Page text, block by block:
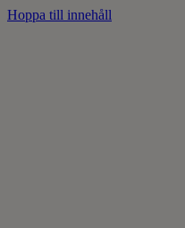
Hoppa till innehåll